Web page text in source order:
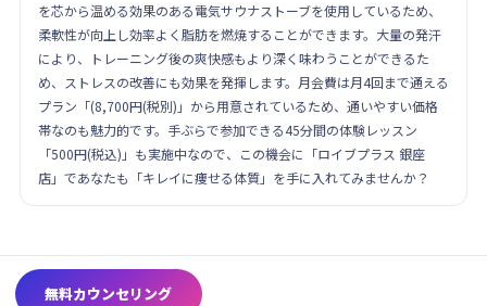
を芯から温める効果のある電気サウナストーブを使用しているため、
柔軟性が向上し効率よく脂肪を燃焼することができます。大量の発汗
により、トレーニング後の爽快感もより深く味わうことができるた
め、ストレスの改善にも効果を発揮します。月会費は月4回まで通える
プラン「(8,700円(税別)」から用意されているため、通いやすい価格
帯なのも魅力的です。手ぶらで参加できる45分間の体験レッスン
「500円(税込)」も実施中なので、この機会に「ロイブプラス 銀座
店」であなたも「キレイに痩せる体質」を手に入れてみませんか？
無料カウンセリング